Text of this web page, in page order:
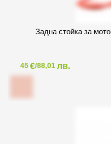
Задна стойка за
45€/88,01лв.